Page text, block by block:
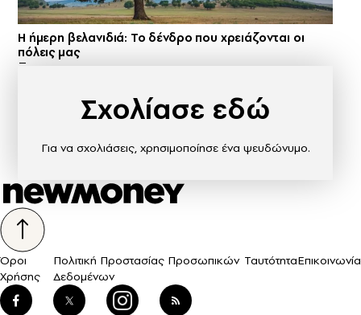
Η ήμερη βελανιδιά: Το δένδρο που χρειάζονται οι
πόλεις μας
Σχολίασε εδώ
Για να σχολιάσεις, χρησιμοποίησε ένα ψευδώνυμο.
Όροι
Χρήσης
Πολιτική Προστασίας Προσωπικών
Δεδομένων
ΤαυτότηταΕπικοινωνία